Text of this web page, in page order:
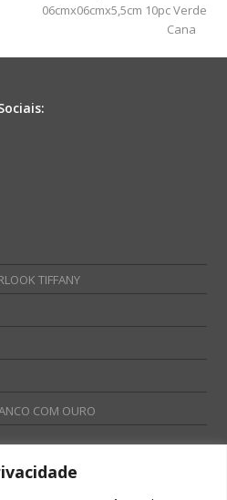
post:
06cmx06cmx5,5cm 10pc Verde
Cana
TIFFANY
COM OURO